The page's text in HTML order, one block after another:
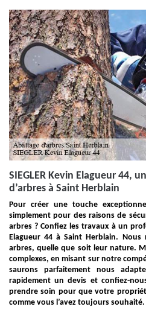
SIEGLER Kevin Elagueur 44,
d’arbres à Saint Herblain
Pour créer une touche
simplement pour des raisons de
arbres ? Confiez les travaux à un
Elagueur 44 à Saint Herblain. Nous
arbres, quelle que soit leur nature.
complexes, en misant sur notre
saurons parfaitement nous
rapidement un devis et confiez-
prendre soin pour que votre
comme vous l’avez toujours souhaité.